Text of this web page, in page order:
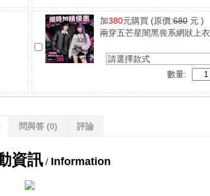
加380元購買 (原價:680元 )
兩穿五芒星闇黑喪系網狀上衣
請選擇款式
數量:
問與答 (0) 評論